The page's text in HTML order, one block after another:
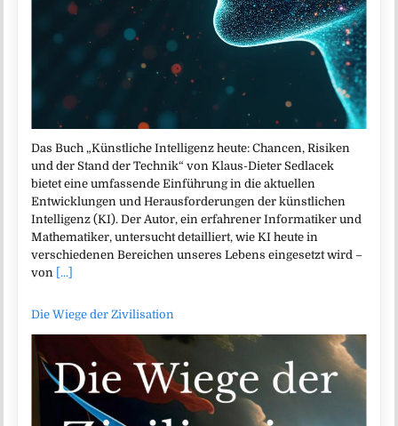
Das Buch „Künstliche Intelligenz heute: Chancen, Risiken
und der Stand der Technik“ von Klaus-Dieter Sedlacek
bietet eine umfassende Einführung in die aktuellen
Entwicklungen und Herausforderungen der künstlichen
Intelligenz (KI). Der Autor, ein erfahrener Informatiker und
Mathematiker, untersucht detailliert, wie KI heute in
verschiedenen Bereichen unseres Lebens eingesetzt wird –
von [...]
Die Wiege der Zivilisation